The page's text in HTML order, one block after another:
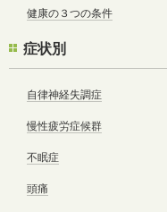
健康の３つの条件
症状別
自律神経失調症
慢性疲労症候群
不眠症
頭痛